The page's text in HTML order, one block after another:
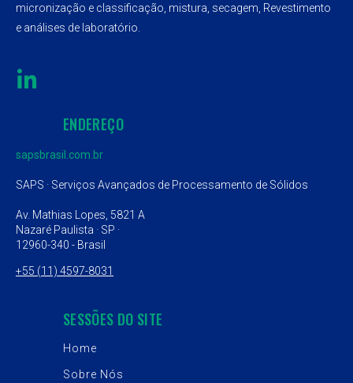
micronização e classificação, mistura, secagem, Revestimento
e análises de laboratório.
ENDEREÇO
sapsbrasil.com.br
SAPS · Serviços Avançados de Processamento de Sólidos
Av. Mathias Lopes, 5821 A
Nazaré Paulista · SP ·
12960-340 - Brasil
+55 (11) 4597-8031
SESSÕES DO SITE
Home
Sobre Nós